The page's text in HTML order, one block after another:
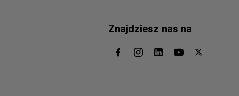
Znajdziesz nas na